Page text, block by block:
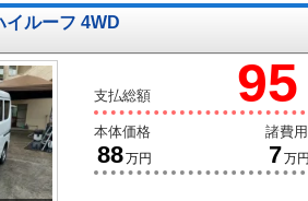
イルーフ 4WD
支払総額 95
本体価格
88万円
諸費用
7万円